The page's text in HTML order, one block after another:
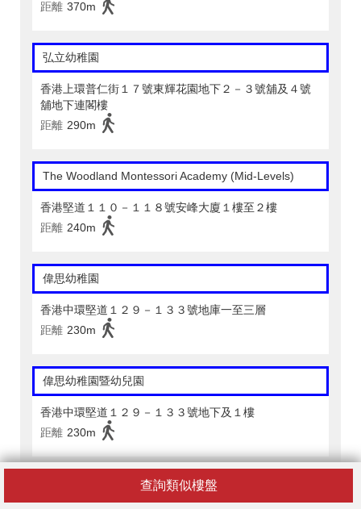
查詢類似樓盤
距離 370m
弘立幼稚園
香港上環普仁街１７號東輝花園地下２－３號舖及４號
舖地下連閣樓
距離 290m
The Woodland Montessori Academy (Mid-Levels)
香港堅道１１０－１１８號安峰大廈１樓至２樓
距離 240m
偉思幼稚園
香港中環堅道１２９－１３３號地庫一至三層
距離 230m
偉思幼稚園暨幼兒園
香港中環堅道１２９－１３３號地下及１樓
距離 230m
香港西區婦女福利會幼稚園